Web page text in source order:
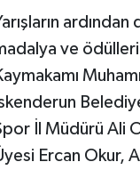
ve
İl Müdürü Ali
Ercan Okur,